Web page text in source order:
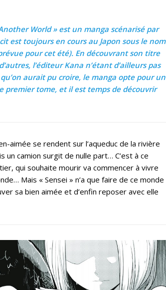
World » est un manga scénarisé par
est toujours en cours au Japon sous le nom
pour cet été). En découvrant son titre
l’éditeur Kana n’étant d’ailleurs pas
aurait pu croire, le manga opte pour un
premier tome, et il est temps de découvrir
aimée se rendent sur l’aqueduc de la rivière
un camion surgit de nulle part… C’est à ce
qui souhaite mourir va commencer à vivre
Mais « Sensei » n’a que faire de ce monde
sa bien aimée et d’enfin reposer avec elle